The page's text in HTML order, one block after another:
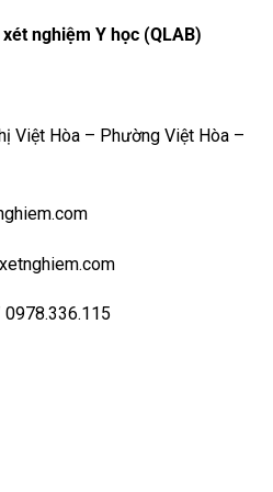
nghiệm Y học (QLAB)
Việt Hòa – Phường Việt Hòa –